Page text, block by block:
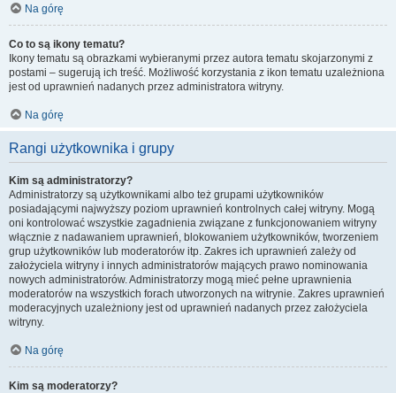
Na górę
Co to są ikony tematu?
Ikony tematu są obrazkami wybieranymi przez autora tematu skojarzonymi z
postami – sugerują ich treść. Możliwość korzystania z ikon tematu uzależniona
jest od uprawnień nadanych przez administratora witryny.
Na górę
Rangi użytkownika i grupy
Kim są administratorzy?
Administratorzy są użytkownikami albo też grupami użytkowników
posiadającymi najwyższy poziom uprawnień kontrolnych całej witryny. Mogą
oni kontrolować wszystkie zagadnienia związane z funkcjonowaniem witryny
włącznie z nadawaniem uprawnień, blokowaniem użytkowników, tworzeniem
grup użytkowników lub moderatorów itp. Zakres ich uprawnień zależy od
założyciela witryny i innych administratorów mających prawo nominowania
nowych administratorów. Administratorzy mogą mieć pełne uprawnienia
moderatorów na wszystkich forach utworzonych na witrynie. Zakres uprawnień
moderacyjnych uzależniony jest od uprawnień nadanych przez założyciela
witryny.
Na górę
Kim są moderatorzy?